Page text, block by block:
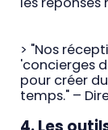
> "Nos
'concierges
pour créer
temps." –